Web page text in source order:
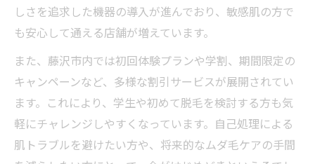
肌にやさしい脱毛で理想の脇美人へ
敏感肌にも安心な脱毛方法一覧
肌にやさしい施術の選び方を伝授
ワキ脱毛後の美肌を保つ秘訣を紹介
脱毛と脇の美白ケアを両立する方法
刺激を抑えた脱毛の最新トレンド解説
脱毛の相場や注意点を徹底解説
しさを追求した機器の導入が進んでおり、敏感肌の方で
も安心して通える店舗が増えています。
また、藤沢市内では初回体験プランや学割、期間限定の
キャンペーンなど、多様な割引サービスが展開されてい
ます。これにより、学生や初めて脱毛を検討する方も気
軽にチャレンジしやすくなっています。自己処理による
肌トラブルを避けたい方や、将来的なムダ毛ケアの手間